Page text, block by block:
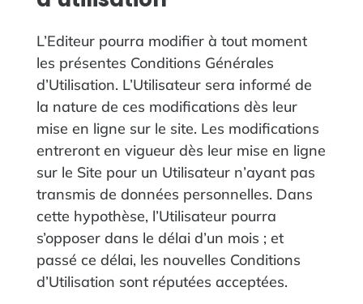
L’Editeur pourra modifier à tout moment
les présentes Conditions Générales
d’Utilisation. L’Utilisateur sera informé de
la nature de ces modifications dès leur
mise en ligne sur le site. Les modifications
entreront en vigueur dès leur mise en ligne
sur le Site pour un Utilisateur n’ayant pas
transmis de données personnelles. Dans
cette hypothèse, l’Utilisateur pourra
s’opposer dans le délai d’un mois ; et
passé ce délai, les nouvelles Conditions
d’Utilisation sont réputées acceptées.